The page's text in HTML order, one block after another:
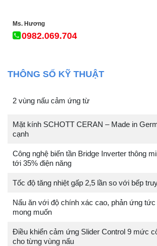
Ms. Hương
0982.069.704
THÔNG SỐ KỸ THUẬT
2 vùng nấu cảm ứng từ
Mặt kính SCHOTT CERAN – Made in
cạnh
Công nghệ biến tần Bridge Inverter thông
tới 35% điện năng
Tốc độ tăng nhiệt gấp 2,5 lần so với bếp
Nấu ăn với độ chính xác cao, phản ứng
mong muốn
Điều khiển cảm ứng Slider Control 9 mức
cho từng vùng nấu